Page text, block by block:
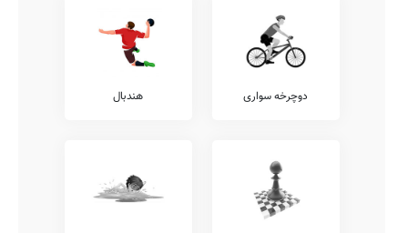
دوچرخه سواری هندبال